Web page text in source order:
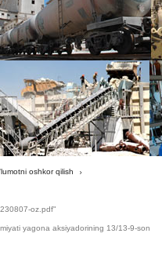
oshkor qilish
oz.pdf"
yagona aksiyadorining 13/13-9-son